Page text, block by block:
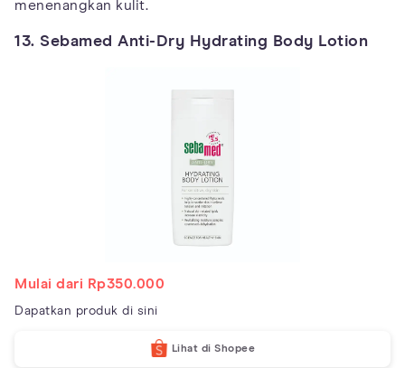
menenangkan kulit.
13. Sebamed Anti-Dry Hydrating Body Lotion
Mulai dari Rp350.000
Dapatkan produk di sini
Lihat di Shopee